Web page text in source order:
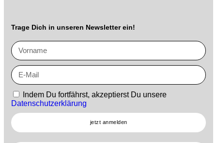
Trage Dich in unseren Newsletter ein!
Indem Du fortfährst, akzeptierst Du unsere
Datenschutzerklärung
jetzt anmelden